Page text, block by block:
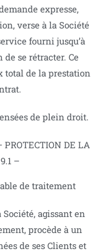
expresse,
verse à la Société
fourni jusqu’à
se rétracter. Ce
total de la prestation
de plein droit.
PROTECTION DE LA
–
de traitement
agissant en
procède à un
de ses Clients et